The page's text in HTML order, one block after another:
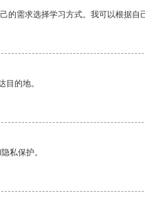
的需求选择学习方式。我可以根据自
的地。
私保护。